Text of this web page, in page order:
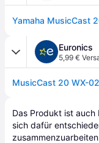
Euronics
5,99 €
Das Produkt ist auch
sich dafür